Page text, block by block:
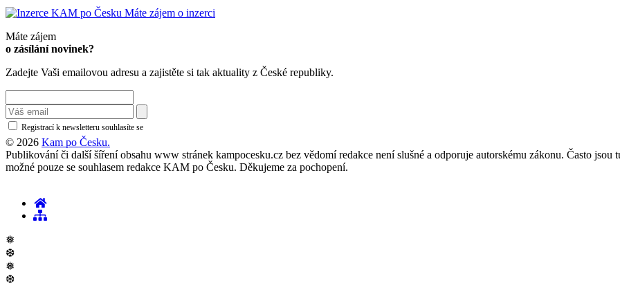
Máte zájem o inzerci
Máte zájem
o zásílání novinek?
Zadejte Vaši emailovou adresu a zajistěte si tak aktuality z České republiky.
Registrací k newsletteru souhlasíte se
© 2026 Kam po Česku.
Publikování či další šíření obsahu www stránek kampocesku.cz bez vědomí redakce není slušné a odporuje autorskému zákonu. Často
možné pouze se souhlasem redakce KAM po Česku. Děkujeme za pochopení.
❅
❆
❅
❆